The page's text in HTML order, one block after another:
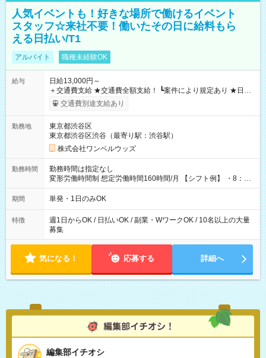
人気イベントも！好きな場所で働けるイベント
スタッフ☆来社不要！働いたその日に給料もら
える日払い/T1
アルバイト 職種未経験OK
給与
日給13,000円～
＋交通費支給 ★交通費全額支給！ ┗案件により規定あり ★日払
いOK！（規定あり） ┗働いたその日に現金GET♪ お仕事後はコ
ンビニATMから 日払い分を引き落とせます！ 【試用期間】試
交通費別途支給あり
勤務地
東京都渋谷区
東京都渋谷区渋谷（最寄り駅：渋谷駅）
株式会社ワンベルウッズ
勤務時間
勤務時間は指定なし
変形労働時間制 想定労働時間160時間/月 【シフト例】 ・8：00
～21：00
期間 単発・1日のみOK
特徴
週1日からOK / 日払いOK / 副業・WワークOK / 10名以上の大量
募集
気になる！ 応募する 詳細へ
編集部イチオシ